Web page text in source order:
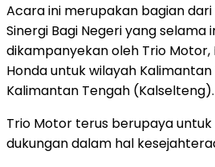
Acara ini merupakan bagian
Sinergi Bagi Negeri yang selama
dikampanyekan oleh Trio Motor,
Honda untuk wilayah
Kalimantan Tengah (Kalselteng).
Trio Motor terus berupaya
dukungan dalam hal